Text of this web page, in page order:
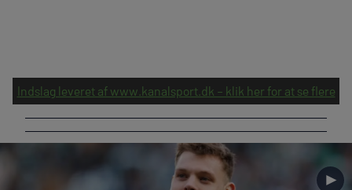
Indslag leveret af www.kanalsport.dk – klik her for at se flere
►